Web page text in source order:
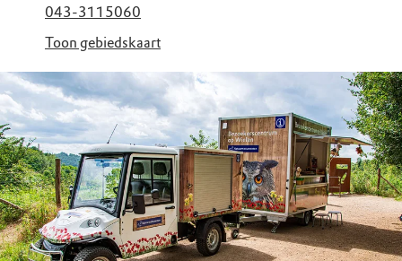
043-3115060
Toon gebiedskaart